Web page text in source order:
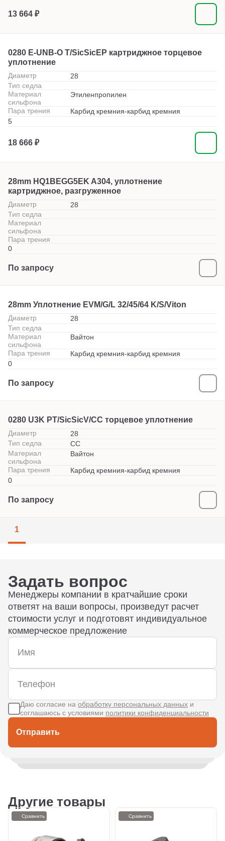
13 664 ₽
0280 E-UNB-O T/SicSicEP картриджное торцевое
уплотнение
Диаметр
28
Тип седла
Материал
сильфона
Этиленпропилен
Пара трения
Карбид кремния-карбид кремния
5
18 666 ₽
28mm HQ1BEGG5EK A304, уплотнение
картриджное, разгруженное
Диаметр
28
Тип седла
Материал
сильфона
Пара трения
0
По запросу
28mm Уплотнение EVM/G/L 32/45/64 K/S/Viton
Диаметр
28
Тип седла
Материал
сильфона
Вайтон
Пара трения
Карбид кремния-карбид кремния
0
По запросу
0280 U3K PT/SicSicV/СС торцевое уплотнение
Диаметр
28
Тип седла
СС
Материал
сильфона
Вайтон
Пара трения
Карбид кремния-карбид кремния
0
По запросу
1
Задать вопрос
Менеджеры компании в кратчайшие сроки
ответят на ваши вопросы, произведут расчет
стоимости услуг и подготовят индивидуальное
коммерческое предложение
Отправить
Даю согласие на обработку персональных данных и
соглашаюсь с условиями политики конфиденциальности
Другие товары
Сравнить Сравнить